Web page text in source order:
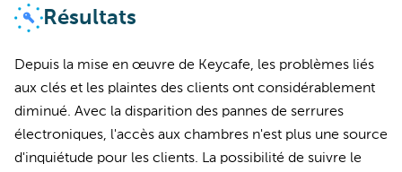
Résultats
Depuis la mise en œuvre de Keycafe, les problèmes liés
aux clés et les plaintes des clients ont considérablement
diminué. Avec la disparition des pannes de serrures
électroniques, l'accès aux chambres n'est plus une source
d'inquiétude pour les clients. La possibilité de suivre le